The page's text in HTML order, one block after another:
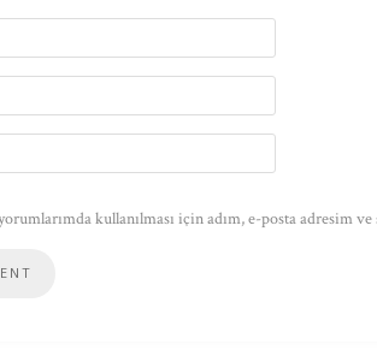
kullanılması için adım, e-posta adresim